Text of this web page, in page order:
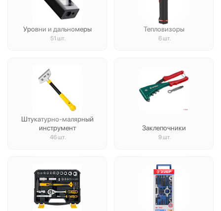
Уровни и дальномеры
51 шт.
Тепловизоры
6 шт.
Штукатурно-малярный
инструмент
46 шт.
Заклепочники
9 шт.